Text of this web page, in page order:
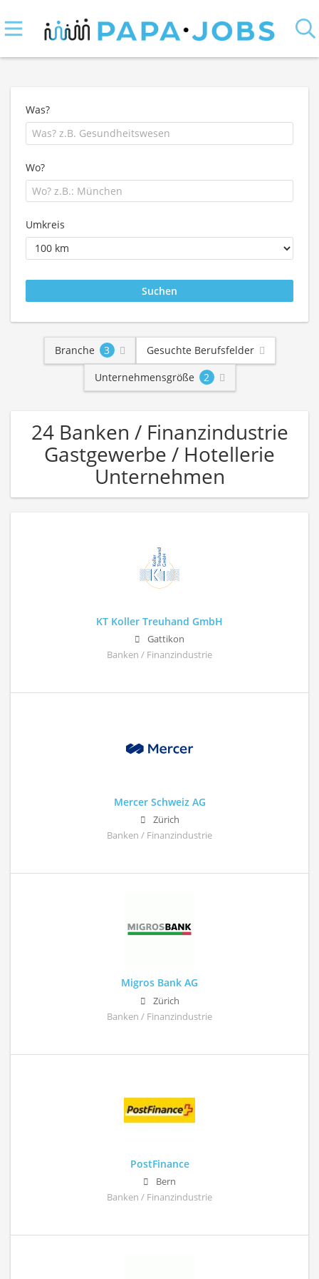
Was?
Wo?
Umkreis
Branche 3
Gesuchte Berufsfelder
Unternehmensgröße
2
24 Banken / Finanzindustrie
Gastgewerbe / Hotellerie
Unternehmen
KT Koller Treuhand GmbH
Gattikon
Banken / Finanzindustrie
Mercer Schweiz AG
Zürich
Banken / Finanzindustrie
Migros Bank AG
Zürich
Banken / Finanzindustrie
PostFinance
Bern
Banken / Finanzindustrie